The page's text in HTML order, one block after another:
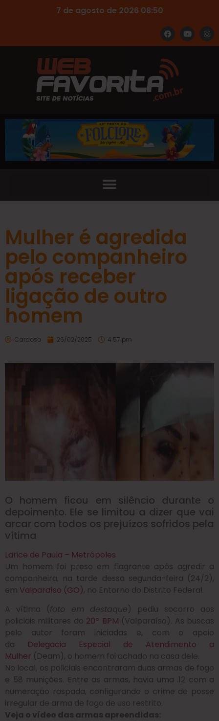
7 de agosto de 2026 08:50
Mulher é agredida
pelo companheiro
após receber
ligação de outro
homem
Cardoso 26/02/2025 4:57 pm
O homem ficou em silêncio durante o
depoimento. Ele se limitou a dizer que vai
arcar com todos os prejuízos sofridos pela
vítima
Larice de Paula – Metrópoles
Um homem foi preso em flagrante após agredir a
companheira, na tarde dessa segunda-feira (24/2),
em Valparaíso (GO), no Entorno do Distrito Federal.
A vítima (foto em destaque) pediu socorro aos
policiais militares do 20º BPM (Valparaíso). As buscas
pelo autor foram iniciadas e, com o apoio
da Delegacia Especial de Atendimento a
Mulher (Deam), o homem foi achado na casa dele.
No local, os policiais encontraram duas armas de fogo
e 58 munições. Entre as armas, havia uma .12 com a
numeração raspada, configurando o crime de posse
irregular de arma de fogo de uso restrito.
Veja o vídeo das armas apreendidas: